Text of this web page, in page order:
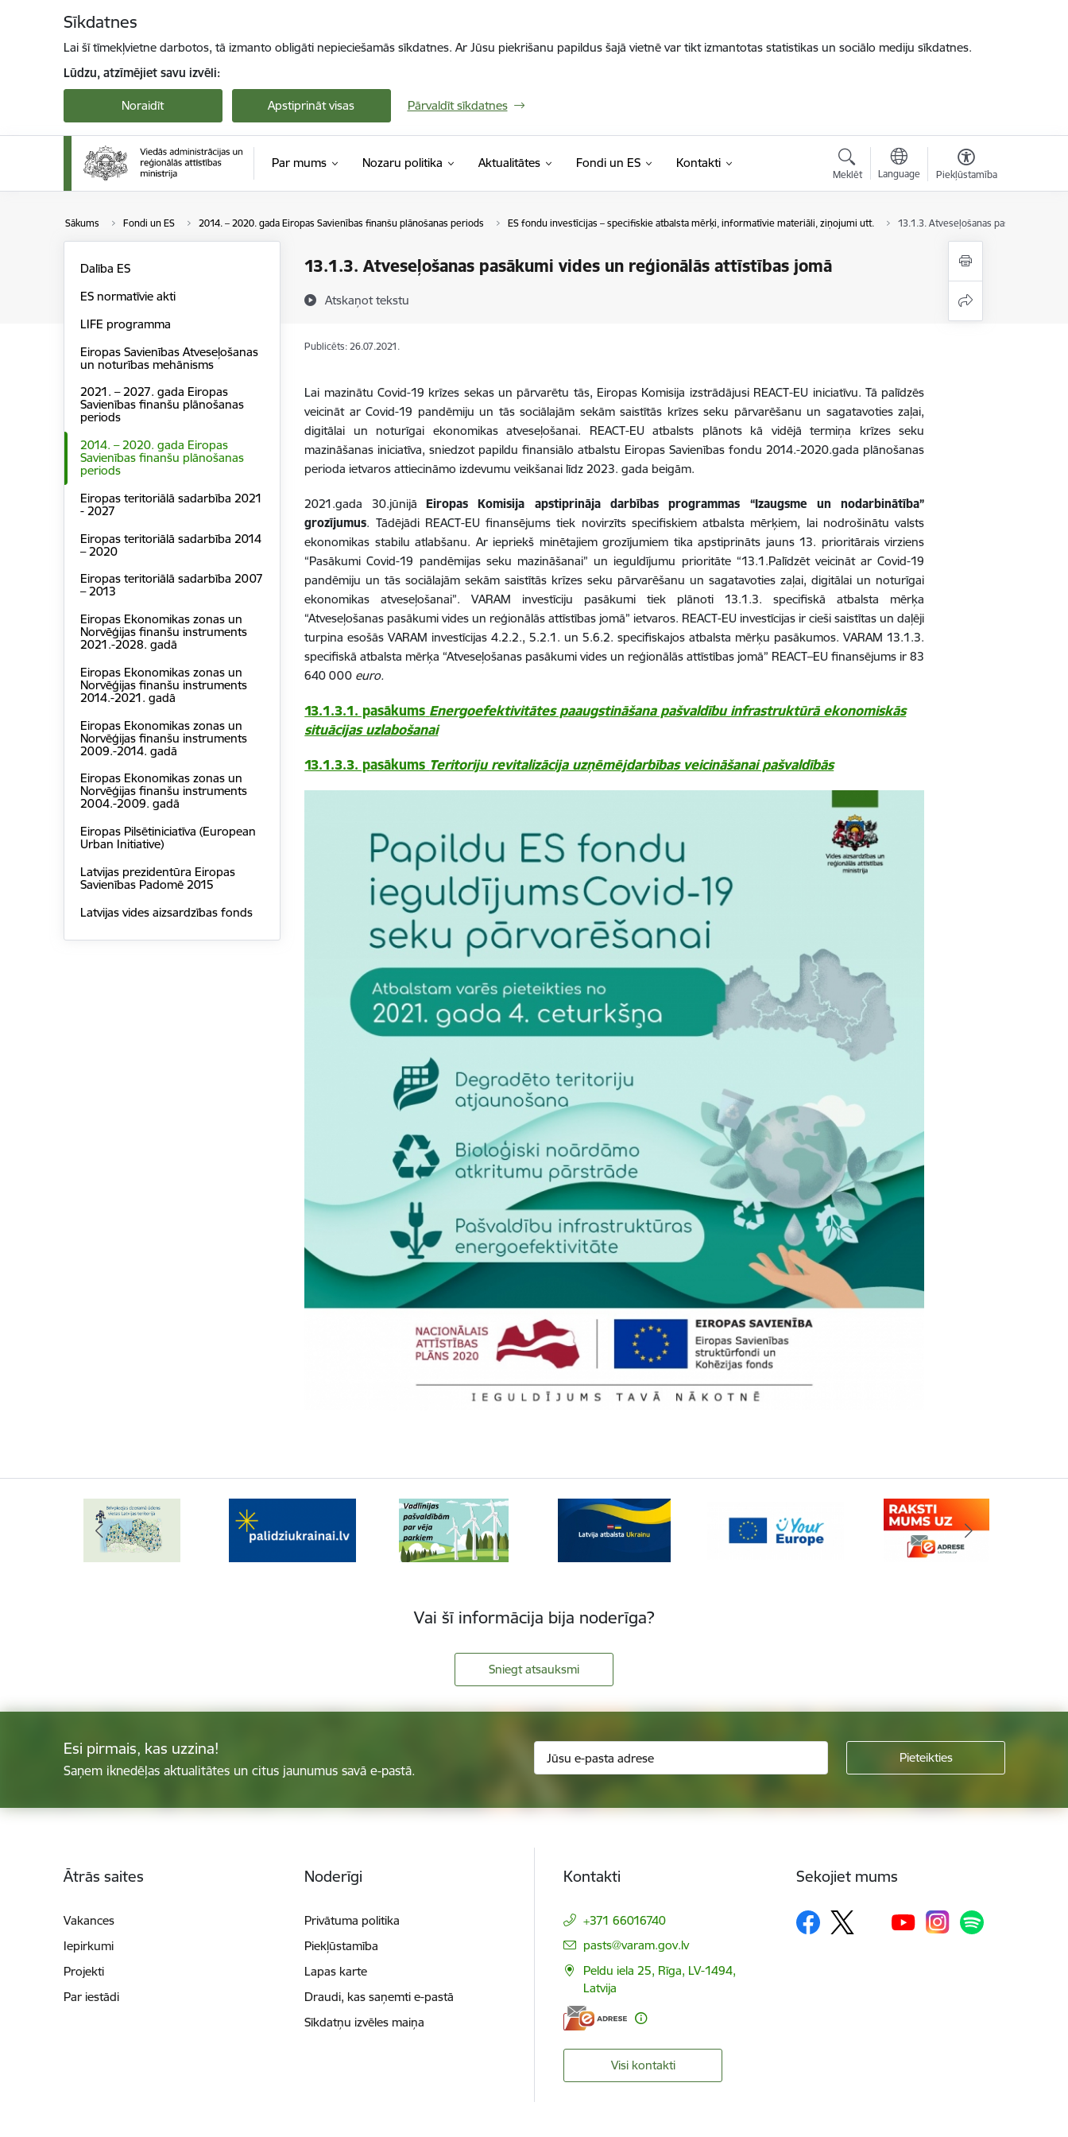
Sīkdatnes
Lai šī tīmekļvietne darbotos, tā izmanto obligāti nepieciešamās sīkdatnes. Ar Jūsu piekrišanu papildus šajā vietnē var tikt izmantotas statistikas un sociālo mediju sīkdatnes.
Lūdzu, atzīmējiet savu izvēli:
Noraidīt Apstiprināt visas Pārvaldīt sīkdatnes
Par mums Nozaru politika Aktualitātes Fondi un ES Kontakti
Meklēt Language Piekļūstamība
Sākums Fondi un ES 2014. – 2020. gada Eiropas Savienības finanšu plānošanas periods ES fondu investīcijas – specifiskie atbalsta mērķi, informatīvie materiāli, ziņojumi utt. 13.1.3. Atveseļošanas pasākumi vides
13.1.3. Atveseļošanas pasākumi vides un reģionālās attīstības jomā
Atskaņot tekstu
Dalība ES
ES normatīvie akti
LIFE programma
Eiropas Savienības Atveseļošanas
un noturības mehānisms
2021. – 2027. gada Eiropas
Savienības finanšu plānošanas
periods
2014. – 2020. gada Eiropas
Savienības finanšu plānošanas
periods
Eiropas teritoriālā sadarbība 2021
- 2027
Eiropas teritoriālā sadarbība 2014
– 2020
Eiropas teritoriālā sadarbība 2007
– 2013
Eiropas Ekonomikas zonas un
Norvēģijas finanšu instruments
2021.-2028. gadā
Eiropas Ekonomikas zonas un
Norvēģijas finanšu instruments
2014.-2021. gadā
Eiropas Ekonomikas zonas un
Norvēģijas finanšu instruments
2009.-2014. gadā
Eiropas Ekonomikas zonas un
Norvēģijas finanšu instruments
2004.-2009. gadā
Eiropas Pilsētiniciatīva (European
Urban Initiative)
Latvijas prezidentūra Eiropas
Savienības Padomē 2015
Latvijas vides aizsardzības fonds
Publicēts: 26.07.2021.
Lai mazinātu Covid-19 krīzes sekas un pārvarētu tās, Eiropas Komisija izstrādājusi REACT-EU iniciatīvu. Tā palīdzēs
veicināt ar Covid-19 pandēmiju un tās sociālajām sekāmsaistītās krīzes seku pārvarēšanu un sagatavoties zaļai,
digitālai un noturīgai ekonomikas atveseļošanai. REACT-EU atbalsts plānots kā vidējā termiņa krīzes seku
mazināšanas iniciatīva, sniedzot papildu finansiālo atbalstu Eiropas Savienības fondu 2014.-2020.gada plānošanas
perioda ietvaros attiecināmo izdevumu veikšanai līdz 2023. gada beigām.
2021.gada 30.jūnijā Eiropas Komisija apstiprināja darbības programmas “Izaugsme un nodarbinātība”
grozījumus. Tādējādi REACT-EU finansējums tiek novirzīts specifiskiematbalsta mērķiem, lai nodrošinātu valsts
ekonomikas stabilu atlabšanu. Ar iepriekš minētajiem grozījumiem tika apstiprināts jauns 13. prioritārais virziens
“Pasākumi Covid-19 pandēmijas seku mazināšanai” un ieguldījumu prioritāte “13.1.Palīdzēt veicināt ar Covid-19
pandēmiju un tās sociālajām sekām saistītās krīzes seku pārvarēšanu un sagatavoties zaļai, digitālai un noturīgai
ekonomikas atveseļošanai”. VARAM investīciju pasākumi tiek plānoti 13.1.3. specifiskā atbalsta mērķa
“Atveseļošanas pasākumi vides un reģionālās attīstības jomā” ietvaros. REACT-EU investīcijas ir cieši saistītas un daļēji
turpina esošās VARAM investīcijas 4.2.2., 5.2.1. un 5.6.2. specifiskajos atbalsta mērķu pasākumos.VARAM 13.1.3.
specifiskā atbalsta mērķa “Atveseļošanas pasākumi vides un reģionālās attīstības jomā” REACT–EU finansējums ir 83
640 000 euro.
13.1.3.1. pasākums Energoefektivitātes paaugstināšana pašvaldību infrastruktūrā ekonomiskās
situācijas uzlabošanai
13.1.3.3. pasākums Teritoriju revitalizācija uzņēmējdarbības veicināšanai pašvaldībās
Vai šī informācija bija noderīga?
Sniegt atsauksmi
Esi pirmais, kas uzzina!
Saņem iknedēļas aktualitātes un citus jaunumus savā e-pastā.
Ātrās saites
Vakances
Iepirkumi
Projekti
Par iestādi
Noderīgi
Privātuma politika
Piekļūstamība
Lapas karte
Draudi, kas saņemti e-pastā
Sīkdatņu izvēles maiņa
Kontakti
+371 66016740
E-pasts:
pasts@varam.gov.lv
Peldu iela 25, Rīga, LV-1494,
Latvija
Visi kontakti
Sekojiet mums